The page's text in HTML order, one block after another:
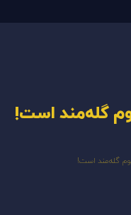
گله‌مند است!
گله‌مند است!